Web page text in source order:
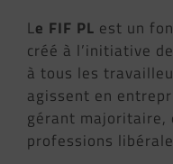
Le FIF PL est un
créé à l’initiative
à tous les
agissent en
gérant majoritaire,
professions